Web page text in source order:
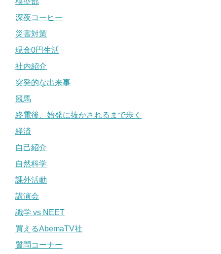
深夜コーヒー
災害対策
現金0円生活
社内紹介
突発的な出来事
競馬
終電後、始発に抜かされるまで歩く
経済
自己紹介
自然科学
課外活動
講演会
識学 vs NEET
買えるAbemaTV社
質問コーナー